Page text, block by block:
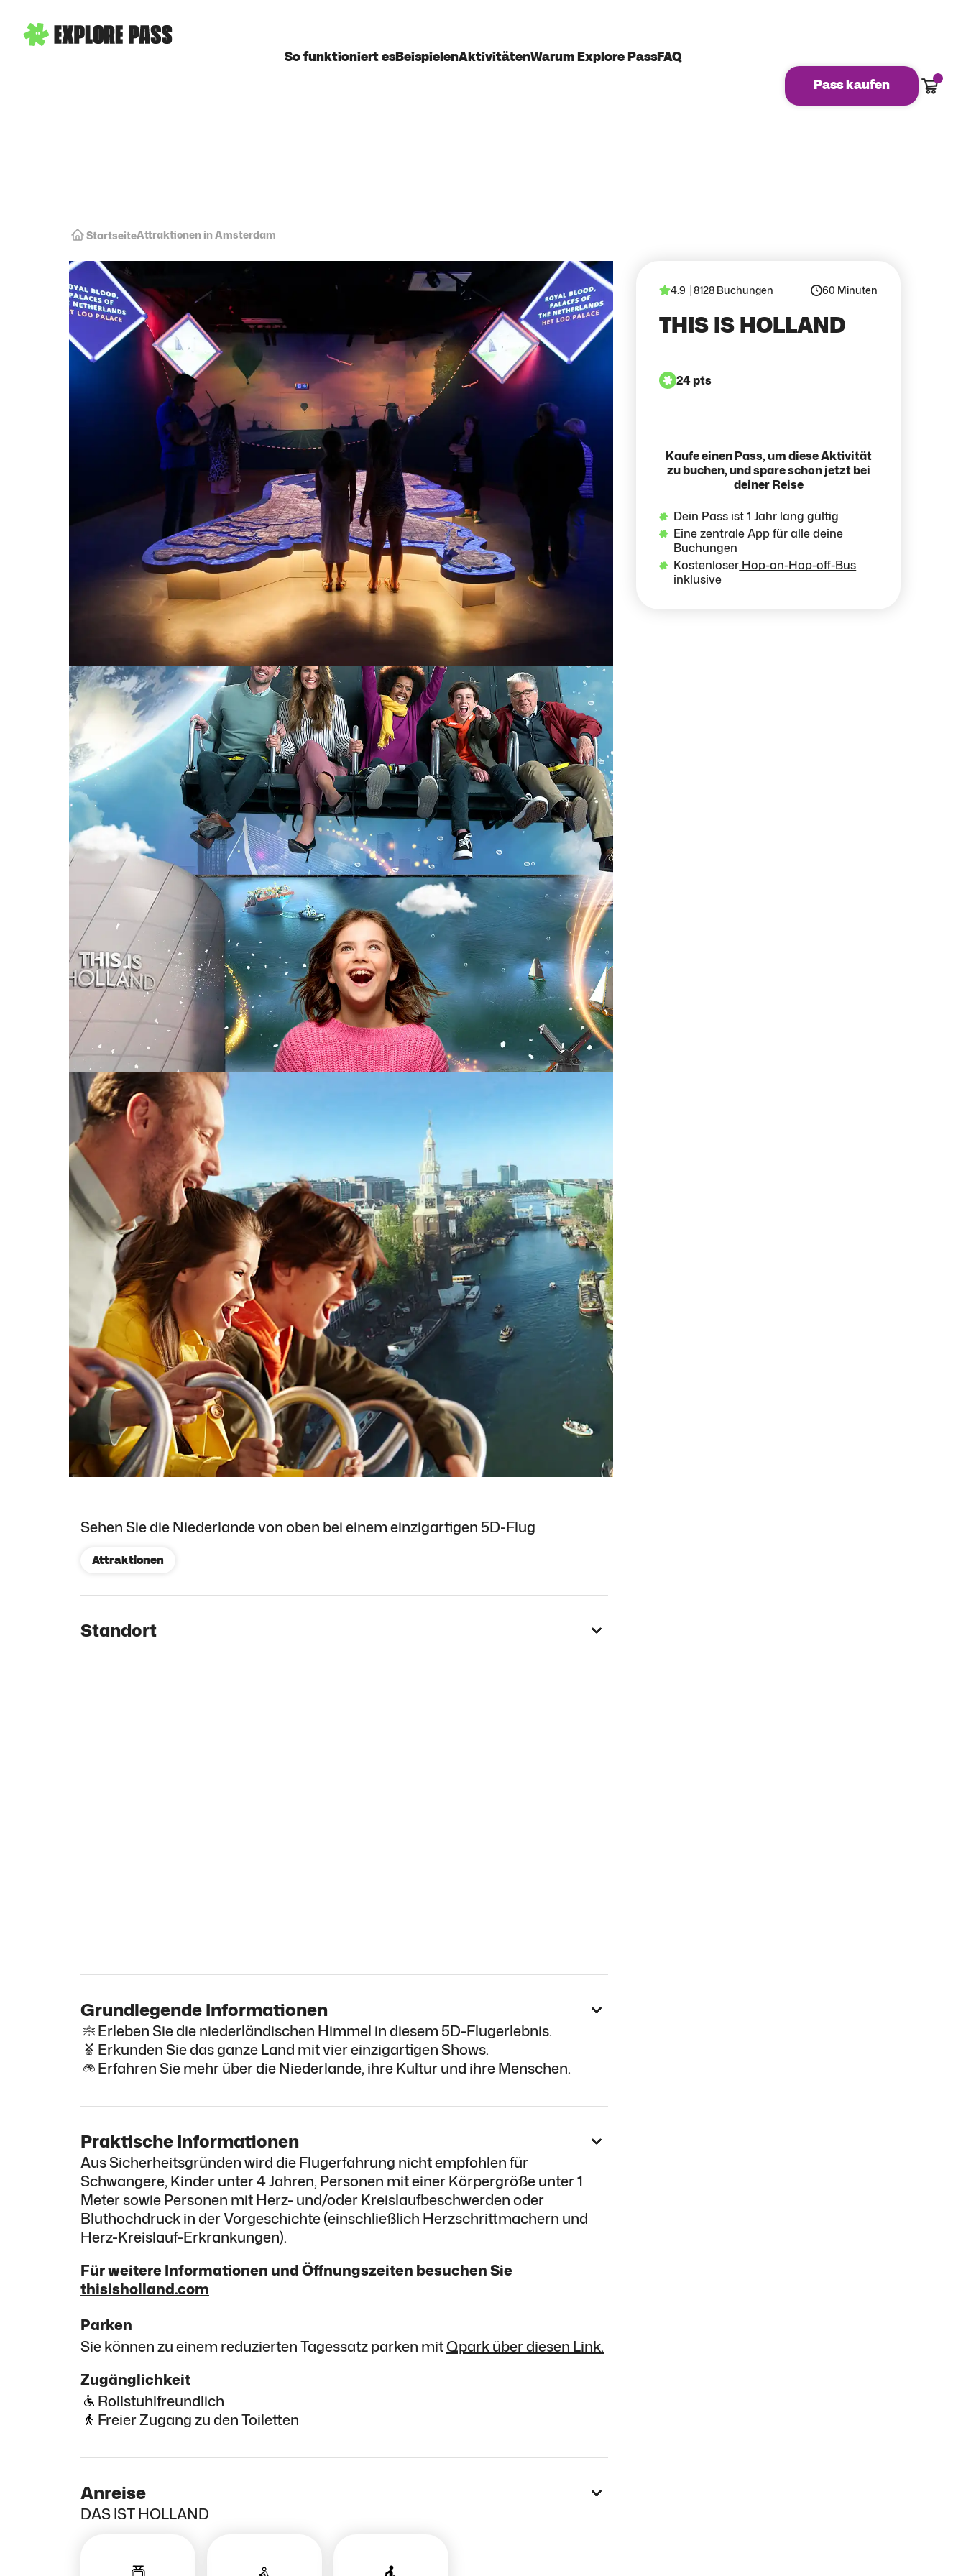
So funktioniert esBeispielenAktivitätenWarum Explore PassFAQ
Pass kaufen
StartseiteAttraktionen in Amsterdam
Sehen Sie die Niederlande von oben bei einem einzigartigen 5D-Flug
Attraktionen
Standort
Grundlegende Informationen
Erleben Sie die niederländischen Himmel in diesem 5D-Flugerlebnis.
Erkunden Sie das ganze Land mit vier einzigartigen Shows.
Erfahren Sie mehr über die Niederlande, ihre Kultur und ihre Menschen.
Praktische Informationen
Aus Sicherheitsgründen wird die Flugerfahrung nicht empfohlen für
Schwangere, Kinder unter 4 Jahren, Personen mit einer Körpergröße unter 1
Meter sowie Personen mit Herz- und/oder Kreislaufbeschwerden oder
Bluthochdruck in der Vorgeschichte (einschließlich Herzschrittmachern und
Herz-Kreislauf-Erkrankungen).
Für weitere Informationen und Öffnungszeiten besuchen Sie
thisisholland.com
Parken
Sie können zu einem reduzierten Tagessatz parken mitQpark über diesen Link.
Zugänglichkeit
Rollstuhlfreundlich
Freier Zugang zu den Toiletten
Anreise
DAS IST HOLLAND
4.9 8128 Buchungen 60 Minuten
THIS IS HOLLAND
24 pts
Kaufe einen Pass, um diese Aktivität
zu buchen, und spare schon jetzt bei
deiner Reise
Dein Pass ist 1 Jahr lang gültig
Eine zentrale App für alle deine
Buchungen
Kostenloser Hop-on-Hop-off-Bus
inklusive